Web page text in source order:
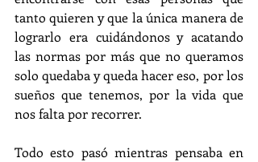
tanto quieren y que la única manera de
lograrlo era cuidándonos y acatando
las normas por más que no queramos
solo quedaba y queda hacer eso, por los
sueños que tenemos, por la vida que
nos falta por recorrer.
Todo esto pasó mientras pensaba en